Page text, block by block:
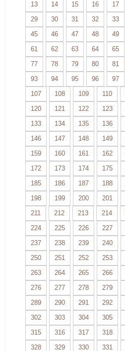
13
14 15 16 17
29
30 31 32 33
45
46 47 48 49
61
62 63 64 65
77
78 79 80 81
93
94 95 96 97
107
108 109 110
120
121 122 123
133
134 135 136
146
147 148 149
159
160 161 162
172
173 174 175
185
186 187 188
198
199 200 201
211
212 213 214
224
225 226 227
237
238 239 240
250
251 252 253
263
264 265 266
276
277 278 279
289
290 291 292
302
303 304 305
315
316 317 318
328
329 330 331